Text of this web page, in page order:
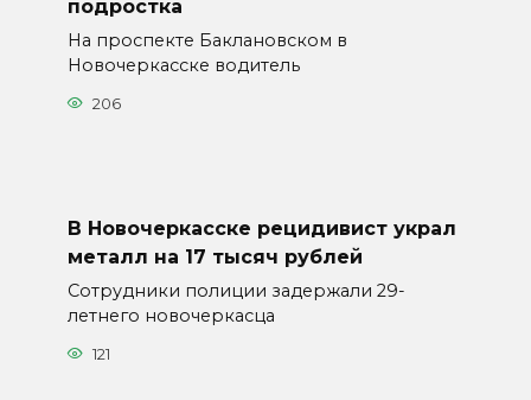
подростка
На проспекте Баклановском в
Новочеркасске водитель
206
В Новочеркасске рецидивист украл
металл на 17 тысяч рублей
Сотрудники полиции задержали 29-
летнего новочеркасца
121